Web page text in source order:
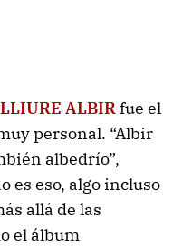
LLIURE ALBIRfue el
personal. “Albir
albedrío”,
es eso, algo incluso
allá de las
el álbum